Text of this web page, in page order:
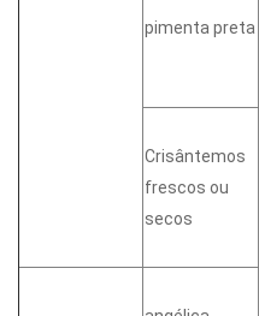
pimenta preta
Crisântemos
frescos ou
secos